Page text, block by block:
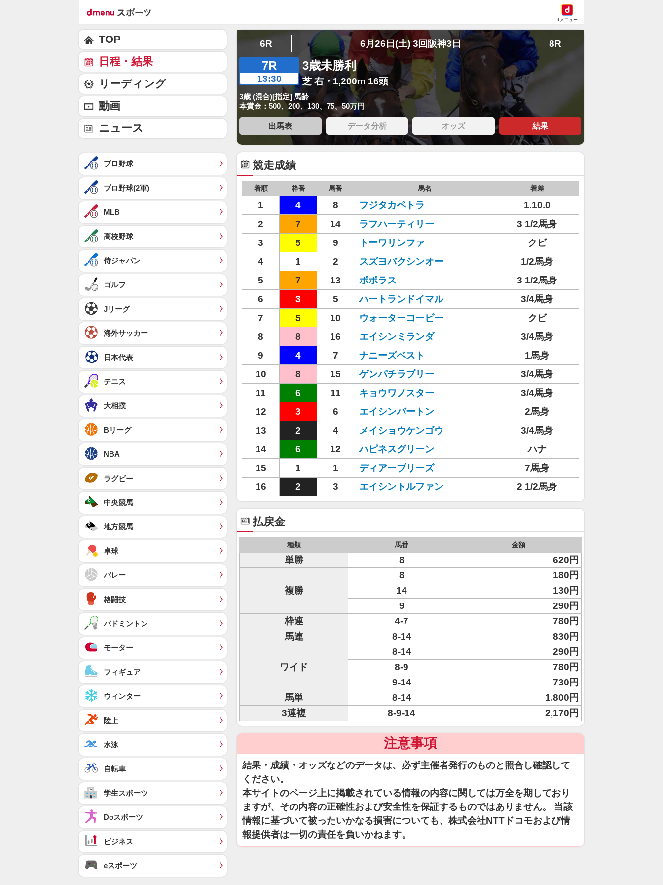
dメニュー
6R 6月26日(土) 3回阪神3日 8R
7R
13:30
3歳未勝利
芝 右・1,200m 16頭
3歳 (混合)[指定] 馬齢
本賞金：500、200、130、75、50万円
出馬表 データ分析 オッズ 結果
競走成績
着順 枠番 馬番 馬名 着差
1 4 8 フジタカペトラ
1.10.0
2
7 14 ラフハーティリー
3 1/2馬身
3
5 9 トーワリンファ
クビ
4
1 2 スズヨバクシンオー
1/2馬身
5
7 13 ポポラス
3 1/2馬身
6
3 5 ハートランドイマル
3/4馬身
7
5 10 ウォーターコービー
クビ
8
8 16 エイシンミランダ
3/4馬身
9
4 7 ナニーズベスト
1馬身
10
8 15 ゲンパチラブリー
3/4馬身
11
6 11 キョウワノスター
3/4馬身
12
3 6 エイシンバートン
2馬身
13
2 4 メイショウケンゴウ
3/4馬身
14
6 12 ハピネスグリーン
ハナ
15
1 1 ディアーブリーズ
7馬身
16
2 3 エイシントルファン 2 1/2馬身
払戻金
種類 馬番 金額
単勝 8 620円
複勝
8
180円
14
130円
9
290円
枠連
4-7
780円
馬連
8-14 830円
ワイド
8-14
290円
8-9
780円
9-14
730円
馬単
8-14
1,800円
3連複
8-9-14 2,170円
注意事項
結果・成績・オッズなどのデータは、必ず主催者発行のものと照合し確認して
ください。
本サイトのページ上に掲載されている情報の内容に関しては万全を期しており
ますが、その内容の正確性および安全性を保証するものではありません。 当該
情報に基づいて被ったいかなる損害についても、株式会社NTTドコモおよび情
報提供者は一切の責任を負いかねます。
TOP
日程・結果
リーディング
動画
ニュース
プロ野球
プロ野球(2軍)
MLB
高校野球
侍ジャパン
ゴルフ
Jリーグ
海外サッカー
日本代表
テニス
大相撲
Bリーグ
NBA
ラグビー
中央競馬
地方競馬
卓球
バレー
格闘技
バドミントン
モーター
フィギュア
ウィンター
陸上
水泳
自転車
学生スポーツ
Doスポーツ
ビジネス
eスポーツ